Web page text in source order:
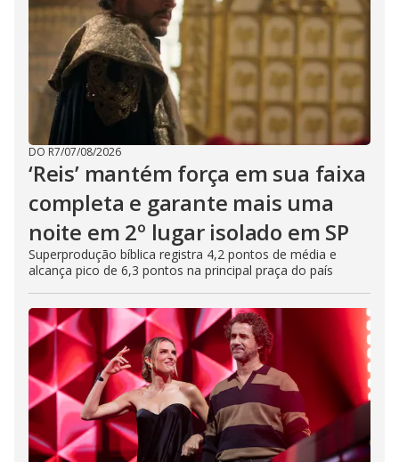
DO R7/07/08/2026
‘Reis’ mantém força em sua faixa
completa e garante mais uma
noite em 2º lugar isolado em SP
Superprodução bíblica registra 4,2 pontos de média e
alcança pico de 6,3 pontos na principal praça do país